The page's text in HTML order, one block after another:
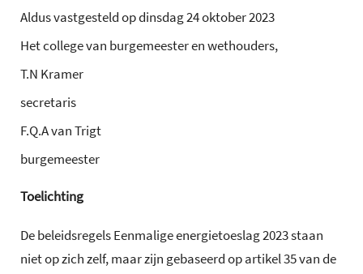
Aldus vastgesteld op dinsdag 24 oktober 2023
Het college van burgemeester en wethouders,
T.N Kramer
secretaris
F.Q.A van Trigt
burgemeester
Toelichting
De beleidsregels Eenmalige energietoeslag 2023 staan
niet op zich zelf, maar zijn gebaseerd op artikel 35 van de